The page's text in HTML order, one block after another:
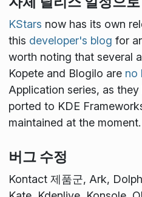
KStars now has its own
this developer's blog for
worth noting that several
Kopete and Blogilo are no
Application series, as
ported to KDE
maintained at the moment.
버그 수정
Kontact 제품군, Ark,